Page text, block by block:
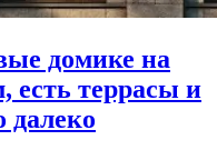
домике на
есть террасы и
далеко